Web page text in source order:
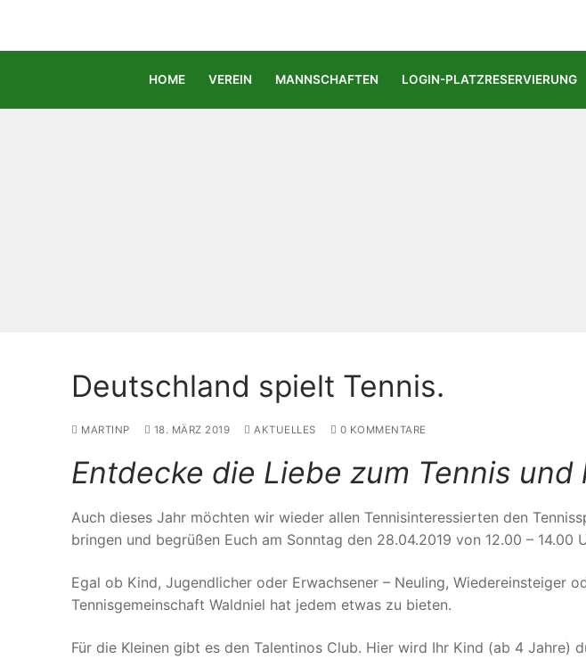
springen
HOME VEREIN MANNSCHAFTEN LOGIN-PLATZRESERVIERUNG
Deutschland spielt Tennis.
MARTINP 18. MÄRZ 2019 AKTUELLES 0 KOMMENTARE
Entdecke die Liebe zum Tennis und
Auch dieses Jahr möchten wir wieder allen Tennisinteressierten den
bringen und begrüßen Euch am Sonntag den 28.04.2019 von 12.00 – 14.00
Egal ob Kind, Jugendlicher oder Erwachsener – Neuling, Wiedereinsteiger
Tennisgemeinschaft Waldniel hat jedem etwas zu bieten.
Für die Kleinen gibt es den Talentinos Club. Hier wird Ihr Kind (ab 4 Jahre)